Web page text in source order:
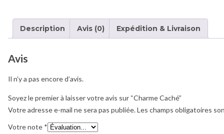
Description Avis (0) Expédition & Livraison
Avis
Il n’y a pas encore d’avis.
Soyez le premier à laisser votre avis sur “Charme Caché”
Votre adresse e-mail ne sera pas publiée.Les champs obligatoires
Votre note *